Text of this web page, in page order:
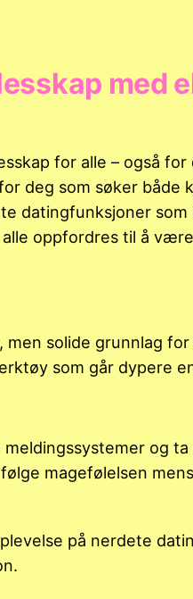
med
for alle – også
deg som søker både
datingfunksjoner
oppfordres til å
solide grunnlag for
som går dypere
og ta
magefølelsen
på nerdete